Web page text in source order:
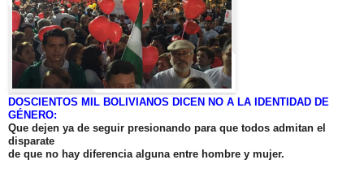
DOSCIENTOS MIL BOLIVIANOS DICEN NO A LA IDENTIDAD DE
GÉNERO:
Que dejen ya de seguir presionando para que todos admitan el
disparate
de que no hay diferencia alguna entre hombre y mujer.